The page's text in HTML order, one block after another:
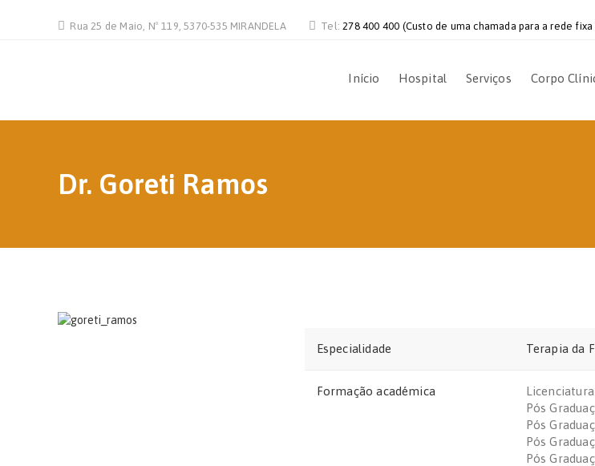
Rua 25 de Maio, Nº 119, 5370-535 MIRANDELA Tel:278 400 400 (Custo de uma chamada para a rede
Início Hospital Serviços Corpo
Dr. Goreti Ramos
Especialidade Terapia da
Formação académica
Pós
Pós
Pós
Pós